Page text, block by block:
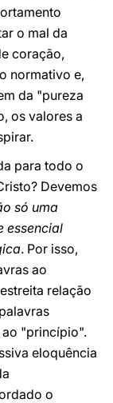
o mal da
coração,
normativo e,
da "pureza
os valores a
para todo o
Devemos
só uma
essencial
. Por isso,
ao
relação
ao "princípio".
eloquência
o